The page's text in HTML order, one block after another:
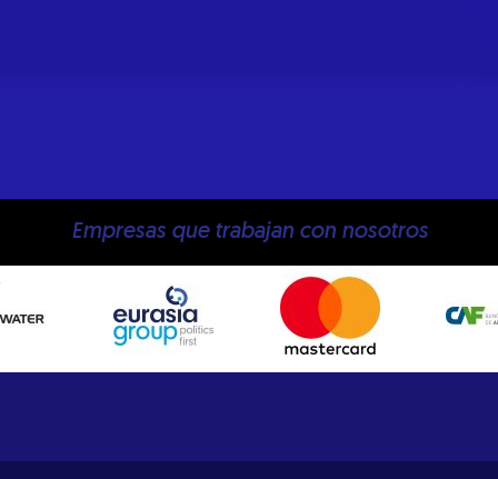
Empresas que trabajan con nosotros